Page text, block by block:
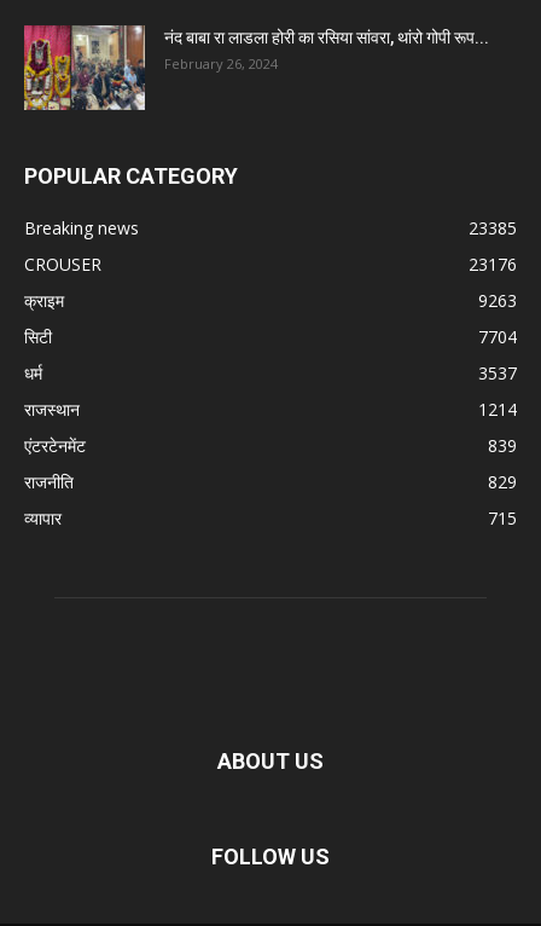
नंद बाबा रा लाडला होरी का रसिया सांवरा, थांरो गोपी रूप...
February 26, 2024
POPULAR CATEGORY
Breaking news
23385
CROUSER
23176
क्राइम
9263
सिटी
7704
धर्म
3537
राजस्थान
1214
एंटरटेनमेंट
839
राजनीति
829
व्यापार
715
ABOUT US
FOLLOW US